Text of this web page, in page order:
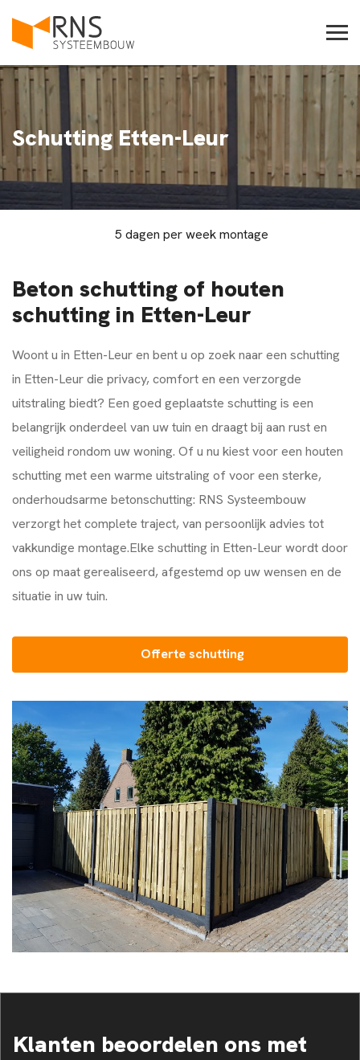
Schutting Etten-Leur
5 dagen per week montage
Beton schutting of houten
schutting in Etten-Leur
Woont u in Etten-Leuren bent u op zoek naar een schutting
in Etten-Leur die privacy, comfort en een verzorgde
uitstraling biedt? Een goed geplaatste schutting is een
belangrijk onderdeel van uw tuin en draagt bij aan rust en
veiligheid rondom uw woning. Of u nu kiest voor een houten
schutting met een warme uitstraling of voor een sterke,
onderhoudsarme betonschutting: RNS Systeembouw
verzorgt het complete traject, van persoonlijk advies tot
vakkundige montage.Elke schutting in Etten-Leur wordt door
ons op maat gerealiseerd, afgestemd op uw wensen en de
situatie in uw tuin.
Offerte schutting
Klanten beoordelen ons met